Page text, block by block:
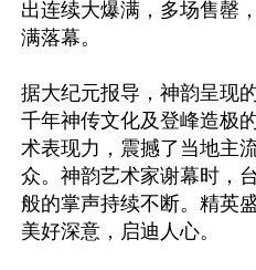
出连续大爆满，多场售罄
满落幕。
据大纪元报导，神韵呈现
千年神传文化及登峰造极
术表现力，震撼了当地主
众。神韵艺术家谢幕时，
般的掌声持续不断。精英
美好深意，启迪人心。